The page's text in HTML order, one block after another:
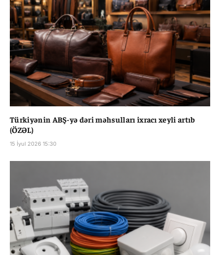
Türkiyənin ABŞ-yə dəri məhsulları ixracı xeyli artıb
(ÖZƏL)
15 İyul 2026 15:30